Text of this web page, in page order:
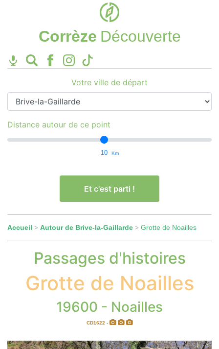
Corrèze Découverte
Votre ville de départ
Distance autour de ce point
10 Km
Et c'est parti !
Accueil > Autour de Brive-la-Gaillarde > Grotte de Noailles
Passages d'histoires
Grotte de Noailles
19600 - Noailles
CD1622 -